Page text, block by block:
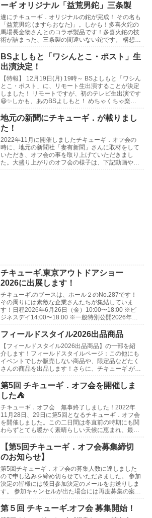
ーギ オリジナル「益荒男鉈」三条製
遂にチキューギ．オリジナルの鉈が完成！ その名も
「益荒男鉈 (ますらおなた)」。しかも！多喜火鉈の
馬場長金物さんとのコラボ製品です！多喜火鉈の技
術が詰まった、三条製の間違いない鉈です。 構想3
覧...
BSよしもと「ワシんとこ・ポスト」生
出演決定！
【特報】 12月19日(月) 19時～ BSよしもと「ワシん
とこ・ポスト」に、リモート生出演することが決定
しました！ リモートですが、初のテレビ生出演です
😆✨しかも、あのBSよしもと！ めちゃくちゃ楽し
地元の新聞にチキューギ．が載りまし
た！
2022年11月に開催しましたチキューギ．オフ会の
時に、地元の新聞社「妻有新聞」さんに取材をして
いただき、オフ会の事を取り上げていただきまし
た。大盛り上がりのオフ会の様子は、下記動画や写
チキューギ.東京アウトドアショー
2026に出展します！
チキューギ.のブースは、ホール２のNo.287です！
その周りには素敵な企業さんたちが集結していま
す！日程2026年6月26日（金）10:00〜18:00 ※ビ
ジネスデイ14:00〜18:00 ※一般特別公開2026年6
フィールドスタイル2026出品商品
【フィールドスタイル2026出品商品】の一部を紹
介します！フィールドスタイルページ：この他にも
イベントでしか販売しない商品や、限定品などたく
さんの商品を出品します！さらに、チキューギ.が使
などの...
第5回 チキューギ．オフ会を開催しま
した⛺
チキューギ．オフ会 無事終了しました！2022年
11月28日、29日に第5回となるチキューギ．オフ会
を開催しました。この二日間は冬直前の時期にも関
わらずとても暖かく素晴らしい天候に恵まれ、最高
「...
【第5回チキューギ．オフ会募集締切
のお知らせ】
第5回チキューギ．オフ会の募集人数に達しました
ので申し込みを締め切らせていただきました。 参加
決定の皆様には後日参加決定のメールをお送りしま
す。 参加キャンセルが出た場合には再度募集の案内
第4回...
第５回 チキューギ.オフ会 募集開始！